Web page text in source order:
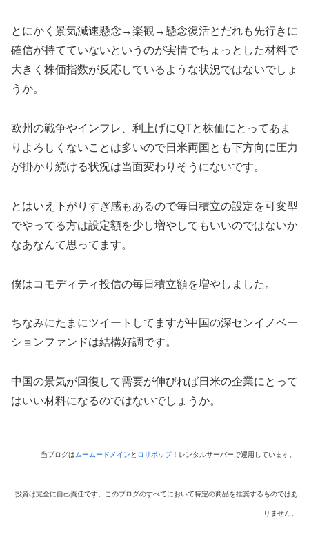
とにかく景気減速懸念→楽観→懸念復活とだれも先行きに
確信が持てていないというのが実情でちょっとした材料で
大きく株価指数が反応しているような状況ではないでしょ
うか。
欧州の戦争やインフレ、利上げにQTと株価にとってあま
りよろしくないことは多いので日米両国とも下方向に圧力
が掛かり続ける状況は当面変わりそうにないです。
とはいえ下がりすぎ感もあるので毎日積立の設定を可変型
でやってる方は設定額を少し増やしてもいいのではないか
なあなんて思ってます。
僕はコモディティ投信の毎日積立額を増やしました。
ちなみにたまにツイートしてますが中国の深センイノベー
ションファンドは結構好調です。
中国の景気が回復して需要が伸びれば日米の企業にとって
はいい材料になるのではないでしょうか。
当ブログは ムームードメイン と ロリポップ！ レンタルサーバーで運用しています。
投資は完全に自己責任です。このブログのすべてにおいて特定の商品を推奨するものではあ
りません。